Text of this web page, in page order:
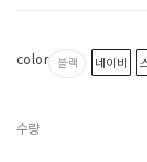
color 블랙 네이비
수량